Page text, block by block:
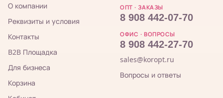
О компании
Реквизиты и условия
Контакты
B2B Площадка
Для бизнеса
Корзина
ОПТ · ЗАКАЗЫ
8 908 442-07-70
ОФИС · ВОПРОСЫ
8 908 442-27-70
sales@koropt.ru
Вопросы и ответы